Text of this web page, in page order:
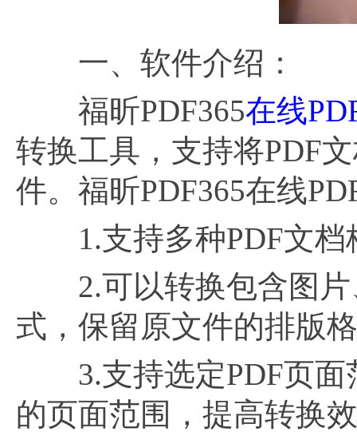
一、软件介绍：
福昕PDF365在线
转换工具，支持将PDF
件。福昕PDF365在线
1.支持多种PDF文档
2.可以转换包含图片
式，保留原文件的排版
3.支持选定PDF页面
的页面范围，提高转换